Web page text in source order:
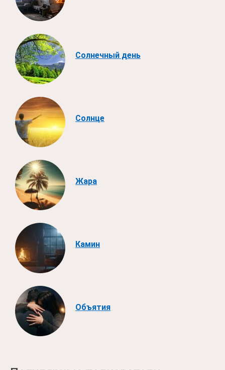
Солнечный день
Солнце
Жара
Камин
Объятия